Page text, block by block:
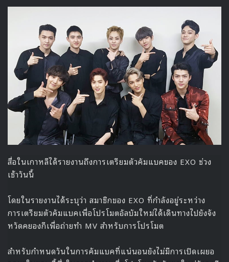
นำเสนอออกมาในรูปแบบไหน และใครที่จะเข้ามาเป็นสมาชิก
ใหม่ของรายการในอนาคต
รับชมรายการHappy Togetherพร้อมซับไทยได้ทุกสัปดาห์ที่
Viu
Source1
Happy Together